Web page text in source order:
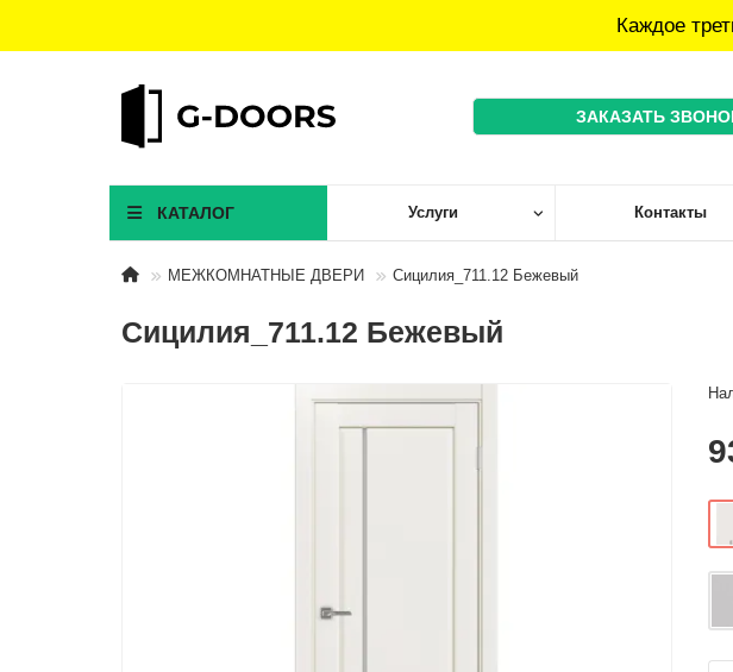
Каждое
ЗАКАЗАТЬ
КАТАЛОГ Услуги Контакты
МЕЖКОМНАТНЫЕ ДВЕРИ Сицилия_711.12 Бежевый
Сицилия_711.12 Бежевый